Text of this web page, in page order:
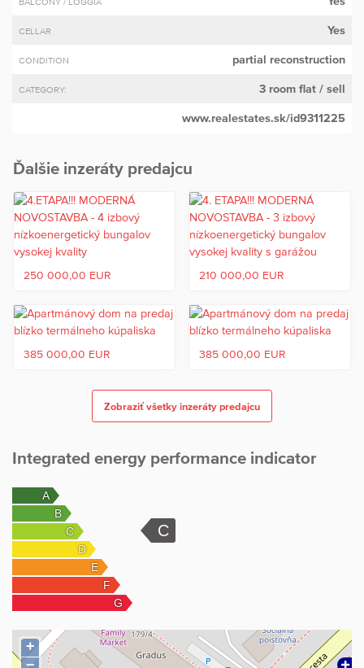
CELLAR Yes
CONDITION partial reconstruction
CATEGORY: 3 room flat / sell
www.realestates.sk/id9311225
Ďalšie inzeráty predajcu
250 000,00 EUR 210 000,00 EUR
385 000,00 EUR 385 000,00 EUR
Zobraziť všetky inzeráty predajcu
Integrated energy performance indicator
+